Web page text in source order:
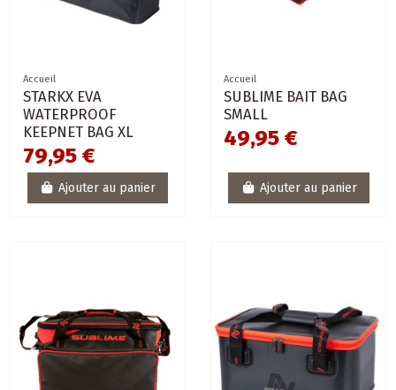
Accueil
STARKX EVA
WATERPROOF
KEEPNET BAG XL
79,95 €
Ajouter au panier
Accueil
SUBLIME BAIT BAG
SMALL
49,95 €
Ajouter au panier